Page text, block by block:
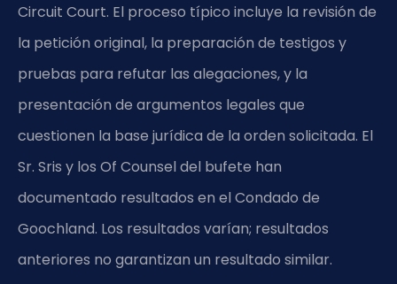
Circuit Court. El proceso típico incluye la revisión de
la petición original, la preparación de testigos y
pruebas para refutar las alegaciones, y la
presentación de argumentos legales que
cuestionen la base jurídica de la orden solicitada. El
Sr. Sris y los Of Counsel del bufete han
documentado resultados en el Condado de
Goochland. Los resultados varían; resultados
anteriores no garantizan un resultado similar.